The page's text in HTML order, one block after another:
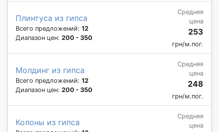
Плинтуса из гипса
Всего предложений: 12
Диапазон цен: 200 - 350
Средняя
цена
253
грн/м.пог.
Молдинг из гипса
Всего предложений: 12
Диапазон цен: 200 - 350
Средняя
цена
248
грн/м.пог.
Колоны из гипса
Средняя
цена